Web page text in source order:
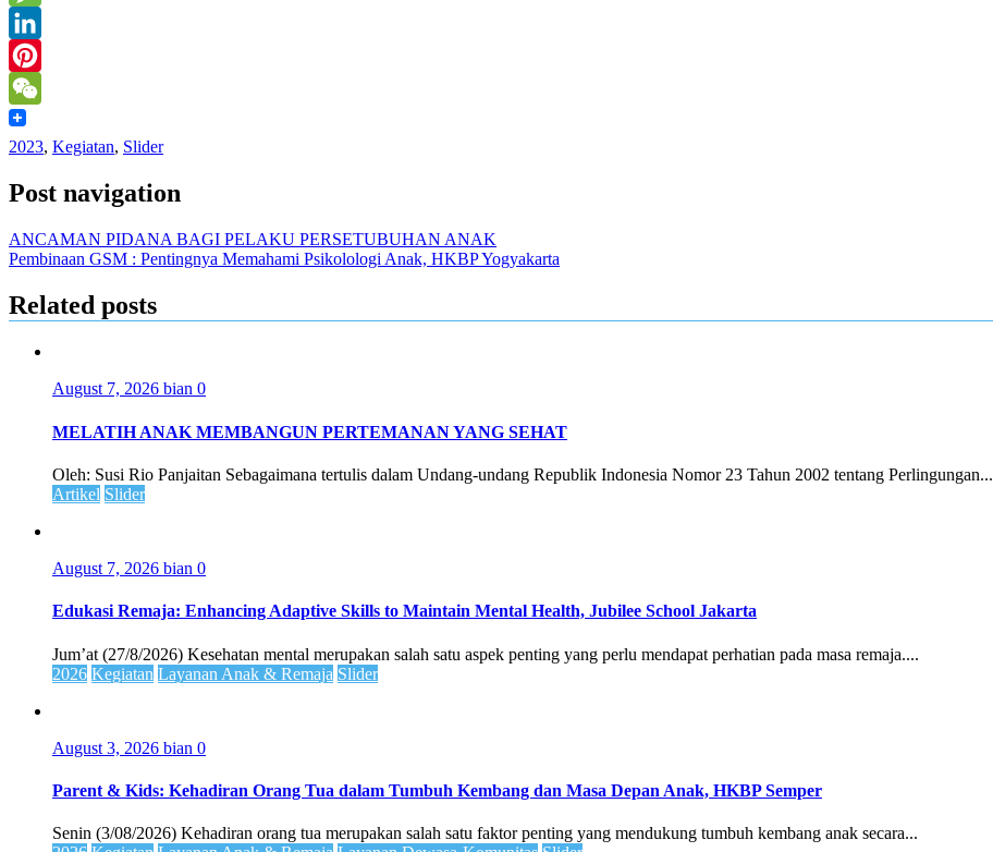
Message
LinkedIn
Pinterest
WeChat
2023, Kegiatan, Slider
Post navigation
ANCAMAN PIDANA BAGI PELAKU PERSETUBUHAN ANAK
Pembinaan GSM : Pentingnya Memahami Psikolologi Anak, HKBP Yogyakarta
Related posts
August 7, 2026 bian 0
MELATIH ANAK MEMBANGUN PERTEMANAN YANG SEHAT
Oleh: Susi Rio Panjaitan Sebagaimana tertulis dalam Undang-undang Republik Indonesia Nomor 23 Tahun 2002 tentang Perlingungan...
Artikel Slider
August 7, 2026 bian 0
Edukasi Remaja: Enhancing Adaptive Skills to Maintain Mental Health, Jubilee School Jakarta
Jum’at (27/8/2026) Kesehatan mental merupakan salah satu aspek penting yang perlu mendapat perhatian pada masa remaja....
2026 Kegiatan Layanan Anak & Remaja Slider
August 3, 2026 bian 0
Parent & Kids: Kehadiran Orang Tua dalam Tumbuh Kembang dan Masa Depan Anak, HKBP Semper
Senin (3/08/2026) Kehadiran orang tua merupakan salah satu faktor penting yang mendukung tumbuh kembang anak secara...